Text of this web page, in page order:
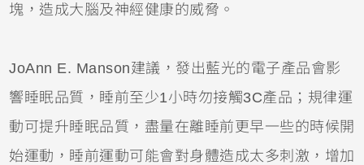
塊，造成大腦及神經健康的威脅。
JoAnn E. Manson建議，發出藍光的電子產品會影
響睡眠品質，睡前至少1小時勿接觸3C產品；規律運
動可提升睡眠品質，盡量在離睡前更早一些的時候開
始運動，睡前運動可能會對身體造成太多刺激，增加